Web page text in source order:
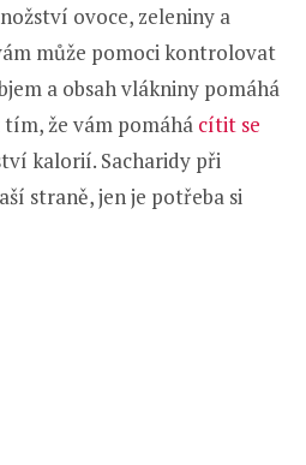
ovoce, zeleniny a
může pomoci kontrolovat
a obsah vlákniny pomáhá
že vám pomáhá cítit se
kalorií. Sacharidy při
straně, jen je potřeba si